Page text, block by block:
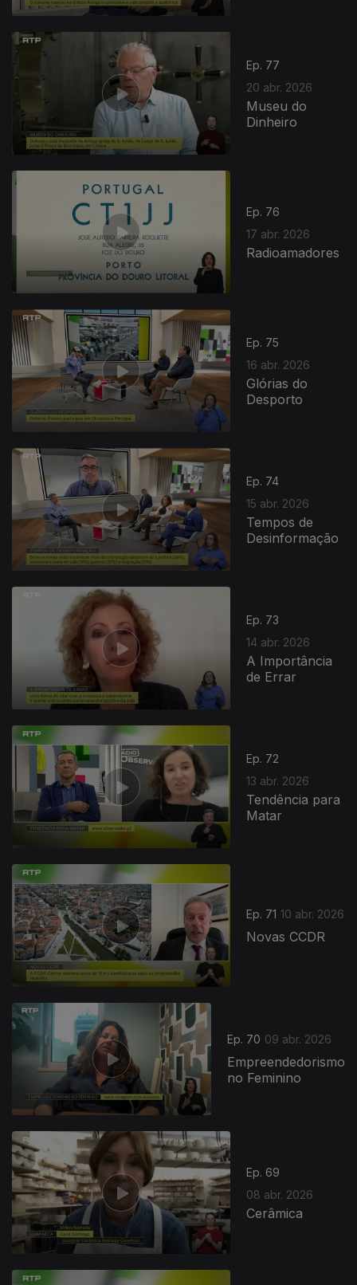
Ep. 77
20 abr. 2026
Museu do
Dinheiro
Ep. 76
17 abr. 2026
Radioamadores
Ep. 75
16 abr. 2026
Glórias do
Desporto
Ep. 74
15 abr. 2026
Tempos de
Desinformação
Ep. 73
14 abr. 2026
A Importância
de Errar
Ep. 72
13 abr. 2026
Tendência para
Matar
Ep. 71 10 abr. 2026
Novas CCDR
Ep. 70 09 abr. 2026
Empreendedorismo
no Feminino
Ep. 69
08 abr. 2026
Cerâmica
920165